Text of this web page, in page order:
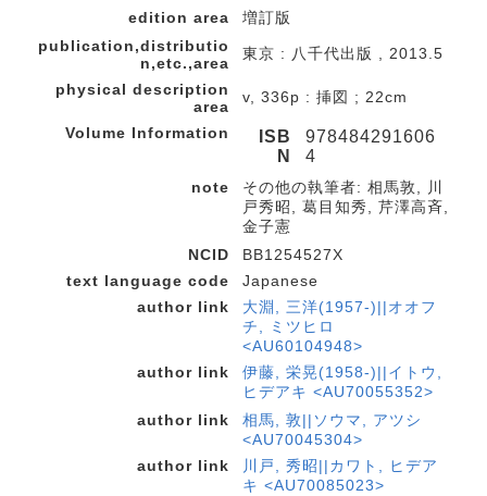
edition area
増訂版
publication,distributio
n,etc.,area
東京 : 八千代出版 , 2013.5
physical description
area
v, 336p : 挿図 ; 22cm
Volume Information
ISB
N
978484291606
4
note
その他の執筆者: 相馬敦, 川
戸秀昭, 葛目知秀, 芹澤高斉,
金子憲
NCID
BB1254527X
text language code
Japanese
author link
大淵, 三洋(1957-)||オオフ
チ, ミツヒロ
<AU60104948>
author link
伊藤, 栄晃(1958-)||イトウ,
ヒデアキ <AU70055352>
author link
相馬, 敦||ソウマ, アツシ
<AU70045304>
author link
川戸, 秀昭||カワト, ヒデア
キ <AU70085023>